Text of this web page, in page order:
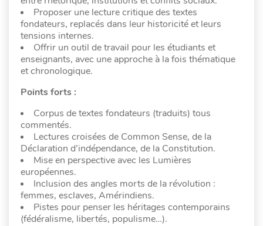
Proposer une lecture critique des textes
fondateurs, replacés dans leur historicité et leurs
tensions internes.
Offrir un outil de travail pour les étudiants et
enseignants, avec une approche à la fois thématique
et chronologique.
Points forts :
Corpus de textes fondateurs (traduits) tous
commentés.
Lectures croisées de Common Sense, de la
Déclaration d’indépendance, de la Constitution.
Mise en perspective avec les Lumières
européennes.
Inclusion des angles morts de la révolution :
femmes, esclaves, Amérindiens.
Pistes pour penser les héritages contemporains
(fédéralisme, libertés, populisme…).